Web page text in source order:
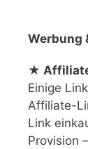
Werbung
★
Einige
Affiliate-
Link
Provision